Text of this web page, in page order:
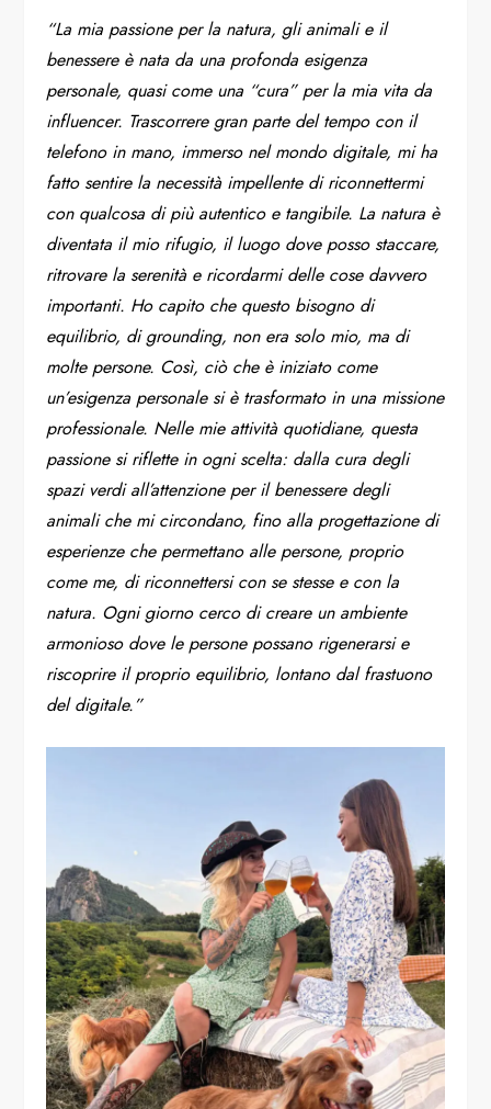
“La mia passione per la natura, gli animali e il
benessere è nata da una profonda esigenza
personale, quasi come una “cura” per la mia vita da
influencer. Trascorrere gran parte del tempo con il
telefono in mano, immerso nel mondo digitale, mi ha
fatto sentire la necessità impellente di riconnettermi
con qualcosa di più autentico e tangibile. La natura è
diventata il mio rifugio, il luogo dove posso staccare,
ritrovare la serenità e ricordarmi delle cose davvero
importanti. Ho capito che questo bisogno di
equilibrio, di grounding, non era solo mio, ma di
molte persone. Così, ciò che è iniziato come
un’esigenza personale si è trasformato in una missione
professionale. Nelle mie attività quotidiane, questa
passione si riflette in ogni scelta: dalla cura degli
spazi verdi all’attenzione per il benessere degli
animali che mi circondano, fino alla progettazione di
esperienze che permettano alle persone, proprio
come me, di riconnettersi con se stesse e con la
natura. Ogni giorno cerco di creare un ambiente
armonioso dove le persone possano rigenerarsi e
riscoprire il proprio equilibrio, lontano dal frastuono
del digitale.”